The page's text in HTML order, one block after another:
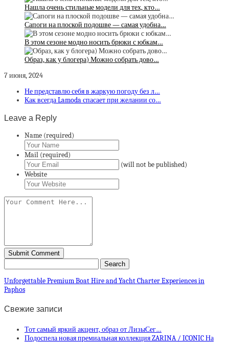
Нашла очень стильные модели для тех, кто…
Сапоги на плоской подошве — самая удобна…
В этом сезоне модно носить брюки с юбкам…
Образ, как у блогера) Можно собрать дово…
7 июня, 2024
Не представлю себя в жаркую погоду без л…
Как всегда Lamoda спасает при желании со…
Leave a Reply
Name (required)
Mail (required)
(will not be published)
Website
Unforgettable Premium Boat Hire and Yacht Charter Experiences in
Paphos
Свежие записи
Тот самый яркий акцент, образ от ЛизыСег…
Подоспела новая премиальная коллекция ZARINA / ICONIC На